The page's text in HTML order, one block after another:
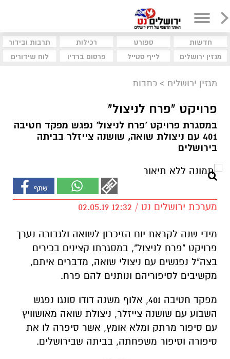
חדשות ספורט רכילות
תרבות ובידור
מגזין ירושלים
לייף סטייל פרסום ברדיו לוח שידורים
מגזין ירושלים > כתבות
פרויקט "פרח לניצול"
במסגרת פרויקט 'פרח לניצול' נפגש מפקד חטיבה
401 עם ניצולת שואה, שושנה צייזלר בביתה
בירושלים
מערכת ירושלים נט / 12:32 02.05.19
מידי שנה לקראת יום הזיכרון לשואה ולגבורה נערך
פרויקט "פרח לניצול", במסגרתו קצינים בכירים
בצה"ל נפגשים עם ניצולי שואה, מדברים איתם,
מקשיבים לסיפוריהם ונותנים להם פרח.
מפקד חטיבה 401, אלוף משנה דודו סונגו נפגש
השבוע עם שושנה צייזלר, ניצולת שואה מאושוויץ
עם סיפור מרתק ומלא אומץ, אשר סיפרה לו את
סיפורה וסיפור משפחתה, בביתה שבירושלים.